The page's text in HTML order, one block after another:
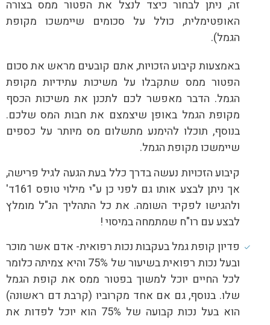
זה, ניתן לבחור כיצד לנצל את הפטור ממס בצורה
האופטימלית, כולל על סכומים שיימשכו מקופת
הגמל).
באמצעות קיבוע הזכויות, אתם קובעים מראש את סכום
הפטור ממס שתקבלו על משיכות עתידיות מקופת
הגמל. הדבר מאפשר לכם לתכנן את משיכות הכסף
מקופת הגמל באופן שיצמצם את חבות המס שלכם.
בנוסף, תוכלו להימנע מתשלום מס מיותר על כספים
שיימשכו מקופת הגמל.
קיבוע הזכויות נעשה בדרך כלל בעת הגעה לגיל פרישה,
אך ניתן לבצע אותו גם לפני כן ע"י מילוי טופס 161ד'
ולהגישו לפקיד השומה. את כל התהליך הנ"ל מומלץ
לבצע עם רו"ח שמתמחה במיסוי !
פדיון קופת גמל בעקבות נכות רפואית- אדם אשר מוכר
ובעל נכות רפואית בשיעור של 75% והיא צמיתה כלומר
לכל החיים יוכל למשוך בפטור ממס את קופת הגמל
שלו. בנוסף, גם אם אחד מקרוביו (קרבת דם ראשונה)
הוא בעל נכות קבועה של 75% הוא יוכל לפדות את